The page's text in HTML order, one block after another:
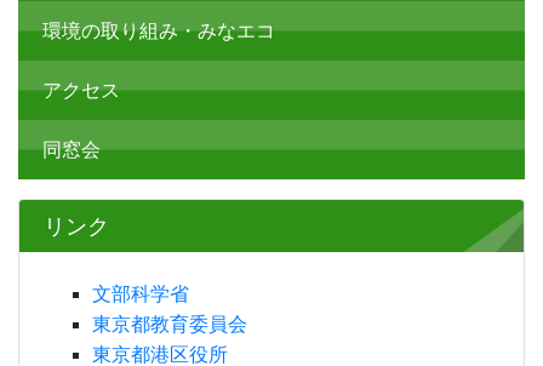
環境の取り組み・みなエコ
アクセス
同窓会
リンク
文部科学省
東京都教育委員会
東京都港区役所